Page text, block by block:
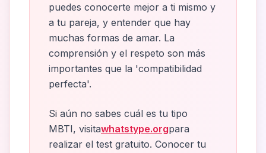
puedes conocerte mejor a ti mismo y
a tu pareja, y entender que hay
muchas formas de amar. La
comprensión y el respeto son más
importantes que la 'compatibilidad
perfecta'.
Si aún no sabes cuál es tu tipo
MBTI, visitawhatstype.orgpara
realizar el test gratuito. Conocer tu